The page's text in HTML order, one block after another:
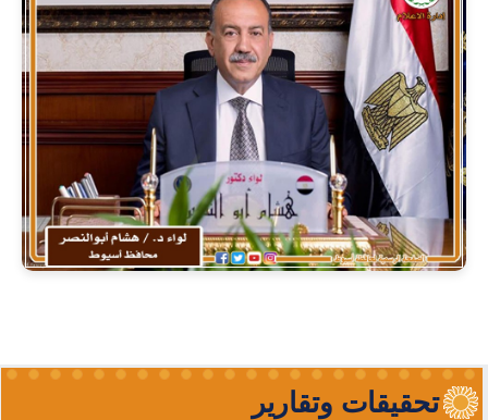
تحقيقات وتقارير